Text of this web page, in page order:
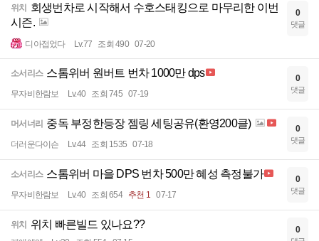
위치 회생번차로 시작해서 수호스태킹으로 마무리한 이번
시즌.
디아접었다 Lv.77 조회 490 07-20
0
댓글
소서리스 스톰위버 원버트 번차 1000만 dps
무자비한람보 Lv.40 조회 745 07-19
0
댓글
머서너리 중독 부정한등장 젬링 세팅공유(환영200클)
더러운다이슨 Lv.44 조회 1535 07-18
0
댓글
소서리스 스톰위버 마을 DPS 번차 500만 혜성 측정불가
무자비한람보 Lv.40 조회 654 추천 1 07-17
0
댓글
위치 위치 빠른빌드 있나요?? 0